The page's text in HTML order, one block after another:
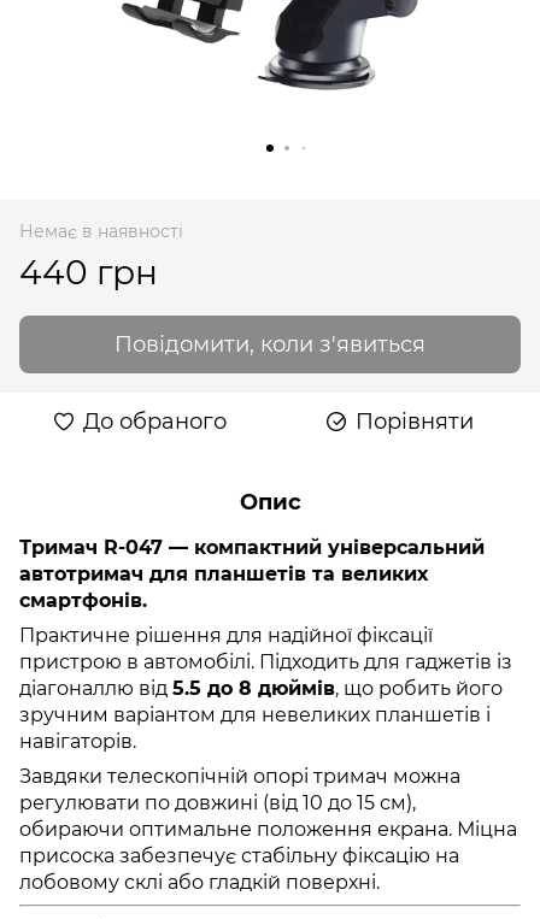
Немає в наявності
440 грн
Повідомити, коли з'явиться
До обраного Порівняти
Опис
Тримач R-047 — компактний універсальний
автотримач для планшетів та великих
смартфонів.
Практичне рішення для надійної фіксації
пристрою в автомобілі. Підходить для гаджетів із
діагоналлю від 5.5 до 8 дюймів, що робить його
зручним варіантом для невеликих планшетів і
навігаторів.
Завдяки телескопічній опорі тримач можна
регулювати по довжині (від 10 до 15 см),
обираючи оптимальне положення екрана. Міцна
присоска забезпечує стабільну фіксацію на
лобовому склі або гладкій поверхні.